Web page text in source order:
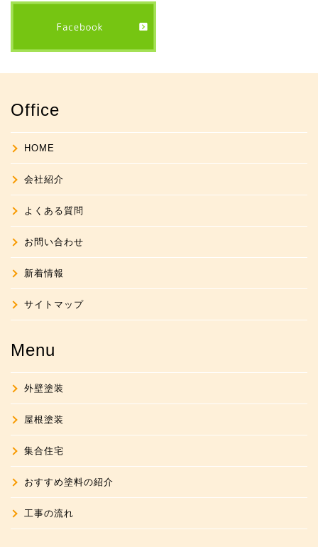
Office
HOME
会社紹介
よくある質問
お問い合わせ
新着情報
サイトマップ
Menu
外壁塗装
屋根塗装
集合住宅
おすすめ塗料の紹介
工事の流れ